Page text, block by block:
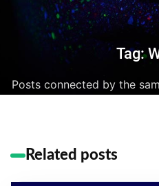
Tag:
Posts connected by the
Related posts